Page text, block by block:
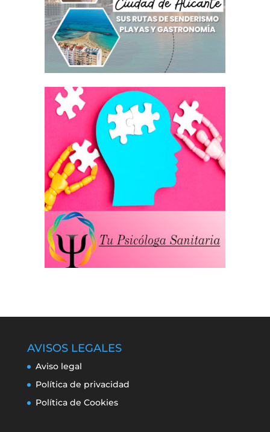
AVISOS LEGALES
Aviso legal
Política de privacidad
Política de Cookies